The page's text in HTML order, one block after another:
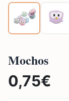
Mochos
0,75€